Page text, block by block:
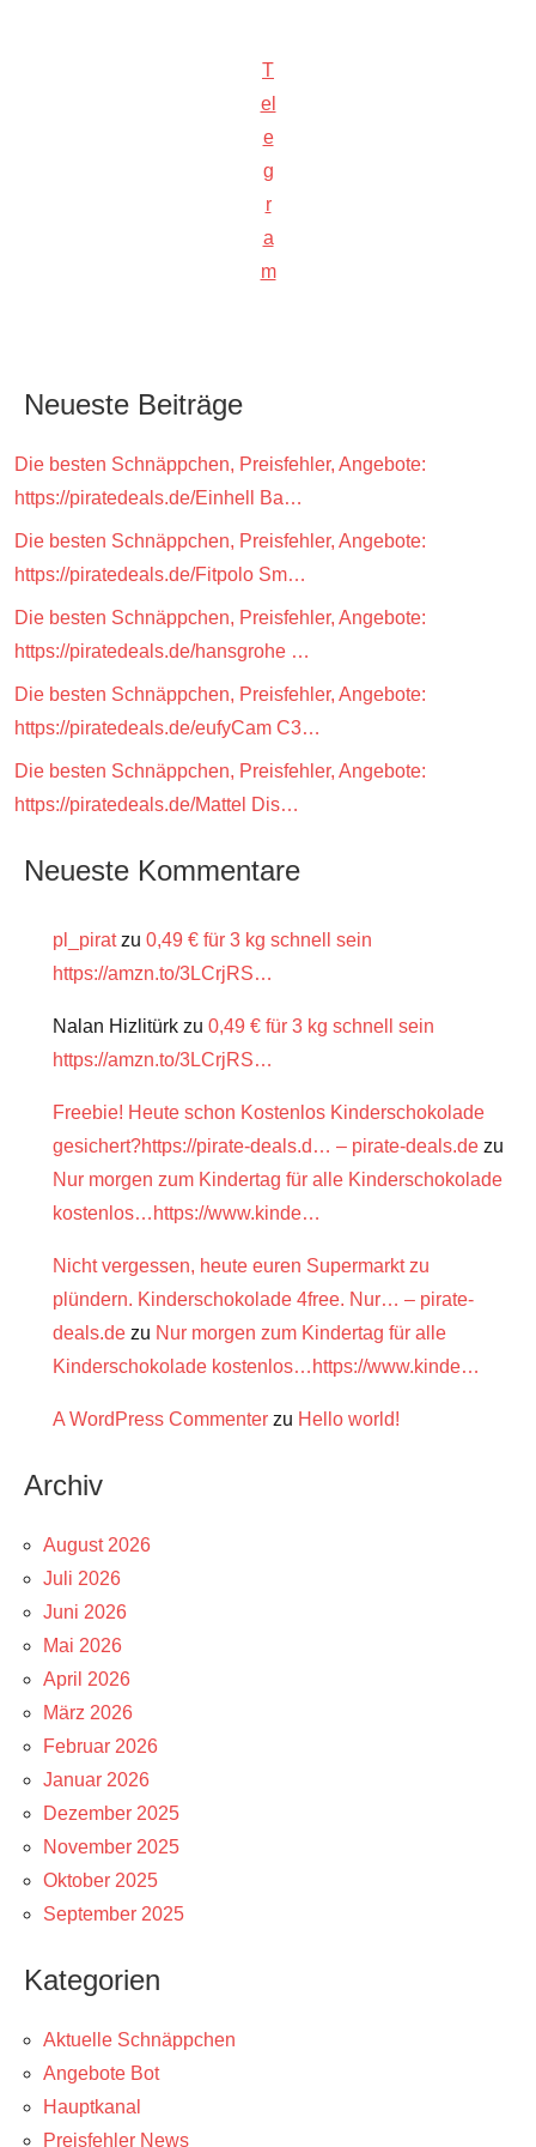
T
el
e
g
r
a
m
Neueste Beiträge
Die besten Schnäppchen, Preisfehler, Angebote:
https://piratedeals.de/Einhell Ba…
Die besten Schnäppchen, Preisfehler, Angebote:
https://piratedeals.de/Fitpolo Sm…
Die besten Schnäppchen, Preisfehler, Angebote:
https://piratedeals.de/hansgrohe …
Die besten Schnäppchen, Preisfehler, Angebote:
https://piratedeals.de/eufyCam C3…
Die besten Schnäppchen, Preisfehler, Angebote:
https://piratedeals.de/Mattel Dis…
Neueste Kommentare
pl_piratzu 0,49 € für 3 kg schnell sein
https://amzn.to/3LCrjRS…
Nalan Hizlitürk zu 0,49 € für 3 kg schnell sein
https://amzn.to/3LCrjRS…
Freebie! Heute schon Kostenlos Kinderschokolade
gesichert?https://pirate-deals.d… – pirate-deals.de zu
Nur morgen zum Kindertag für alle Kinderschokolade
kostenlos…https://www.kinde…
Nicht vergessen, heute euren Supermarkt zu
plündern. Kinderschokolade 4free. Nur… – pirate-
deals.de zu Nur morgen zum Kindertag für alle
Kinderschokolade kostenlos…https://www.kinde…
A WordPress Commenter zu Hello world!
Archiv
August 2026
Juli 2026
Juni 2026
Mai 2026
April 2026
März 2026
Februar 2026
Januar 2026
Dezember 2025
November 2025
Oktober 2025
September 2025
Kategorien
Aktuelle Schnäppchen
Angebote Bot
Hauptkanal
Preisfehler News